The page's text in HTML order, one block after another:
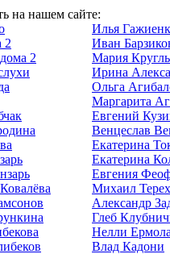
на нашем сайте:
2
2
Илья
Иван
Мария
Ирина
Ольга
Маргарита
Евгений
Венцеслав
Екатерина
Екатерина
Евгения
Михаил
Александр
Глеб
Нелли
Влад Кадони